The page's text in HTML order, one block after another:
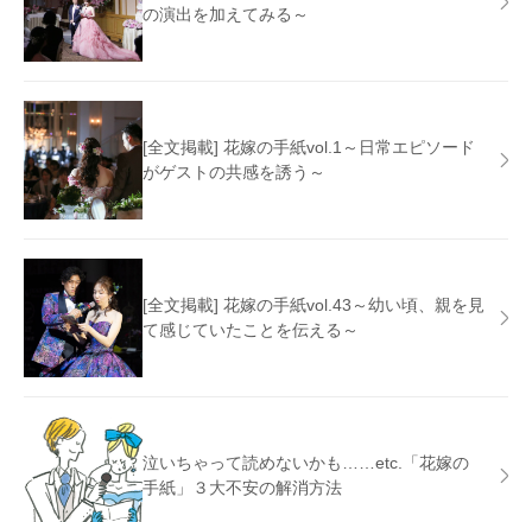
の演出を加えてみる～
[全文掲載] 花嫁の手紙vol.1～日常エピソード
がゲストの共感を誘う～
[全文掲載] 花嫁の手紙vol.43～幼い頃、親を見
て感じていたことを伝える～
泣いちゃって読めないかも……etc.「花嫁の
手紙」３大不安の解消方法